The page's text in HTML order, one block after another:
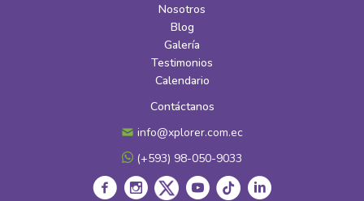
Nosotros
Blog
Galería
Testimonios
Calendario
Contáctanos
info@xplorer.com.ec
(+593) 98-050-9033